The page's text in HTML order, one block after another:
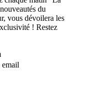
du
vous dévoilera les
! Restez
email